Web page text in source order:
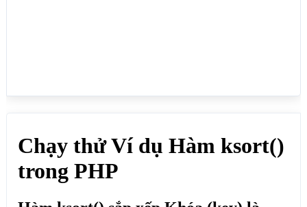
ksort($manggiatrichu);
foreach($manggiatrichu as $key => $value){
echo $key." - ".$value."<br>";
}?>